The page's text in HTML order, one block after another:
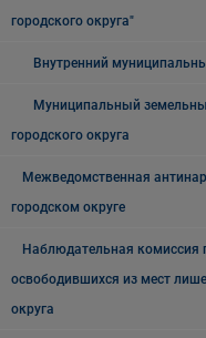
городского округа"
Внутренний
Муниципальный
городского округа
Межведомственная
городском округе
Наблюдательная комиссия
освободившихся из мест
округа